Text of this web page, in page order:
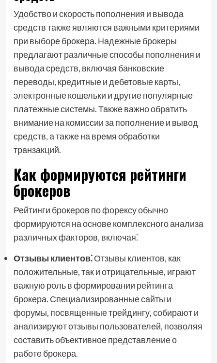
Удобство и скорость пополнения и вывода
средств также являются важными критериями
при выборе брокера. Надежные брокеры
предлагают различные способы пополнения и
вывода средств, включая банковские
переводы, кредитные и дебетовые карты,
электронные кошельки и другие популярные
платежные системы. Также важно обратить
внимание на комиссии за пополнение и вывод
средств, а также на время обработки
транзакций.
Как формируются рейтинги
брокеров
Рейтинги брокеров по форексу обычно
формируются на основе комплексного анализа
различных факторов, включая⁚
Отзывы клиентов⁚Отзывы клиентов, как
положительные, так и отрицательные, играют
важную роль в формировании рейтинга
брокера. Специализированные сайты и
форумы, посвященные трейдингу, собирают и
анализируют отзывы пользователей, позволяя
составить объективное представление о
работе брокера.